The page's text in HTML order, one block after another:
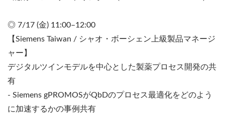
◎ 7/17 (金) 11:00–12:00
【Siemens Taiwan / シャオ・ボーシェン上級製品マネージ
ャー】
デジタルツインモデルを中心とした製薬プロセス開発の共
有
- Siemens gPROMOSがQbDのプロセス最適化をどのよう
に加速するかの事例共有